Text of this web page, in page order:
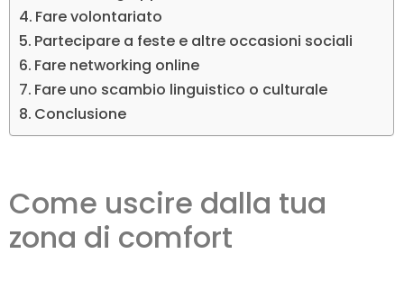
Fare volontariato
Partecipare a feste e altre occasioni sociali
Fare networking online
Fare uno scambio linguistico o culturale
Conclusione
Come uscire dalla tua
zona di comfort